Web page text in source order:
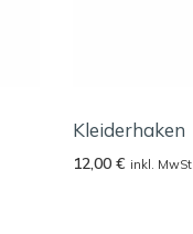
Kleiderhaken
12,00€ inkl. MwSt.